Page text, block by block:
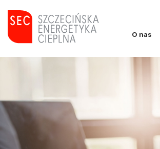
O nas